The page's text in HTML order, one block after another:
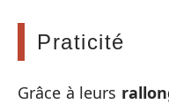
Praticité
Grâce à leurs